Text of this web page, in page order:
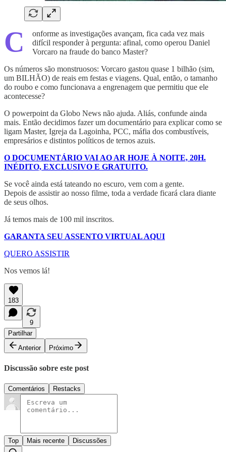
C
onforme as investigações avançam, fica cada vez mais
difícil responder à pergunta: afinal, como operou Daniel
Vorcaro na fraude do banco Master?
Os números são monstruosos: Vorcaro gastou quase 1 bilhão (sim,
um BILHÃO) de reais em festas e viagens. Qual, então, o tamanho
do roubo e como funcionava a engrenagem que permitiu que ele
acontecesse?
O powerpoint da Globo News não ajuda. Aliás, confunde ainda
mais. Então decidimos fazer um documentário para explicar como se
ligam Master, Igreja da Lagoinha, PCC, máfia dos combustíveis,
empresários e distintos políticos de ternos azuis.
O DOCUMENTÁRIO VAI AO AR HOJE À NOITE, 20H.
INÉDITO, EXCLUSIVO E GRATUITO.
Se você ainda está tateando no escuro, vem com a gente.
Depois de assistir ao nosso filme, toda a verdade ficará clara diante
de seus olhos.
Já temos mais de 100 mil inscritos.
GARANTA SEU ASSENTO VIRTUAL AQUI
QUERO ASSISTIR
Nos vemos lá!
183
9
Partilhar
Anterior
Próximo
Discussão sobre este post
Comentários Restacks
Top Mais recente Discussões